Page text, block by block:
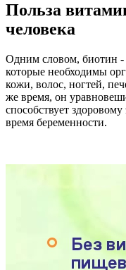
Польза
человека
Одним словом, биотин
которые необходимы
кожи, волос, ногтей,
же время, он
способствует
время беременности.